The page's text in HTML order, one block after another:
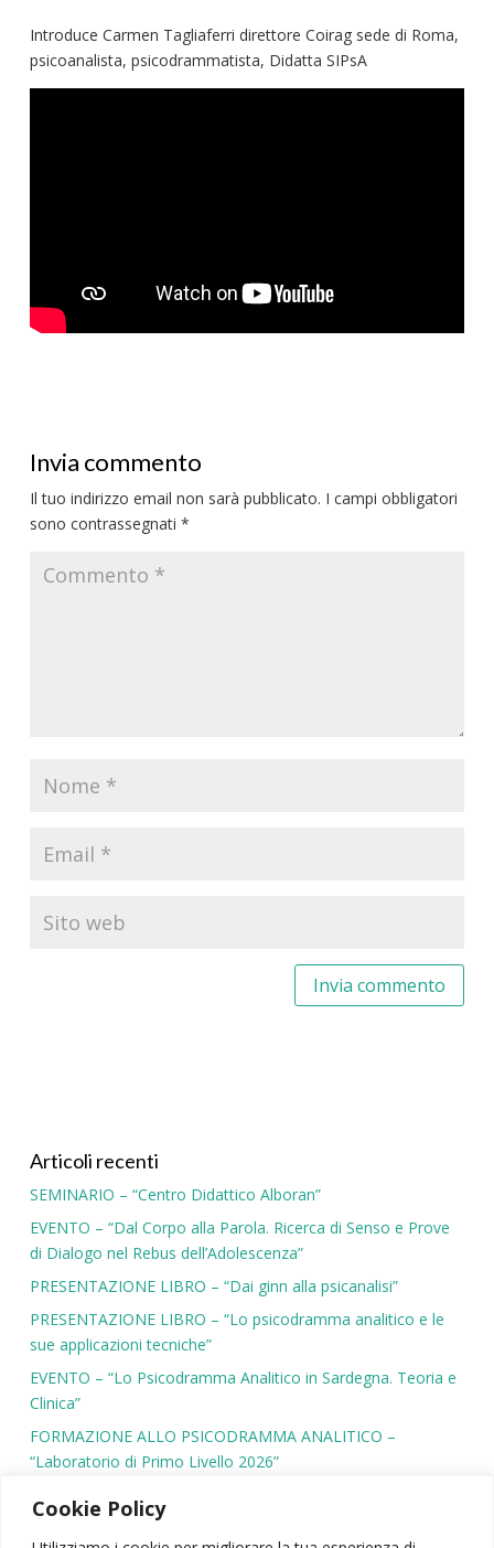
Cookie Policy
Introduce Carmen Tagliaferri direttore Coirag sede di Roma,
psicoanalista, psicodrammatista, Didatta SIPsA
Invia commento
Il tuo indirizzo email non sarà pubblicato. I campi obbligatori
sono contrassegnati *
Articoli recenti
SEMINARIO – “Centro Didattico Alboran”
EVENTO – “Dal Corpo alla Parola. Ricerca di Senso e Prove
di Dialogo nel Rebus dell’Adolescenza”
PRESENTAZIONE LIBRO – “Dai ginn alla psicanalisi”
PRESENTAZIONE LIBRO – “Lo psicodramma analitico e le
sue applicazioni tecniche”
EVENTO – “Lo Psicodramma Analitico in Sardegna. Teoria e
Clinica”
FORMAZIONE ALLO PSICODRAMMA ANALITICO –
“Laboratorio di Primo Livello 2026”